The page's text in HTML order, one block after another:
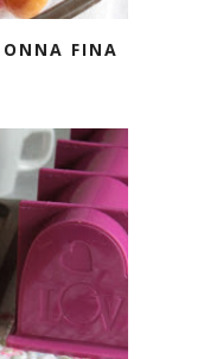
FINA